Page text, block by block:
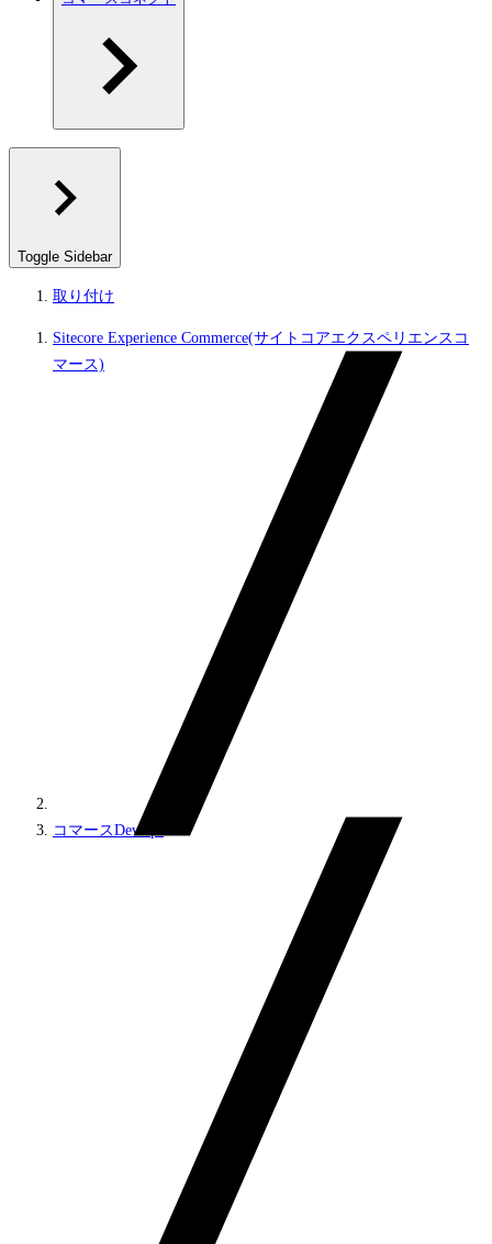
Toggle Sidebar
取り付け
Sitecore Experience Commerce(サイトコアエクスペリエンスコ
マース)
コマースDevOps